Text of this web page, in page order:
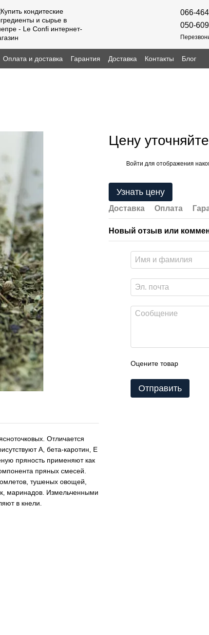
066-
050-
Оплата и доставка Гарантия Доставка Контакты Блог
Отличается
A, бета-каротин, E
пряность применяют как
пряных смесей.
тушеных овощей,
маринадов. Измельченными
в кнели.
Цену уточняйте
Войти для отображения
Узнать цену
Доставка Оплата
Новый отзыв или
Оцените товар
Отправить